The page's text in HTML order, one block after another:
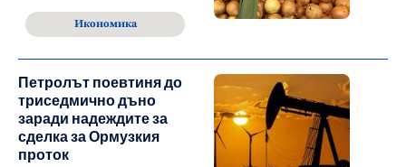
Икономика
Петролът поевтиня до
триседмично дъно
заради надеждите за
сделка за Ормузкия
проток